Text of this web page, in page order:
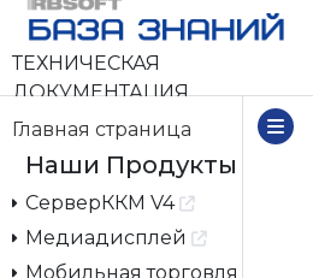
ТЕХНИЧЕСКАЯ
ДОКУМЕНТАЦИЯ
Главная страница
Наши Продукты
СерверККМ V4
Медиадисплей
Мобильная торговля